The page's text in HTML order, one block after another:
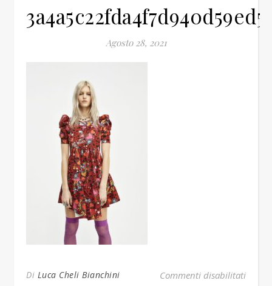
Agosto 28, 2021
Di Luca Cheli Bianchini Commenti disabilitatisu